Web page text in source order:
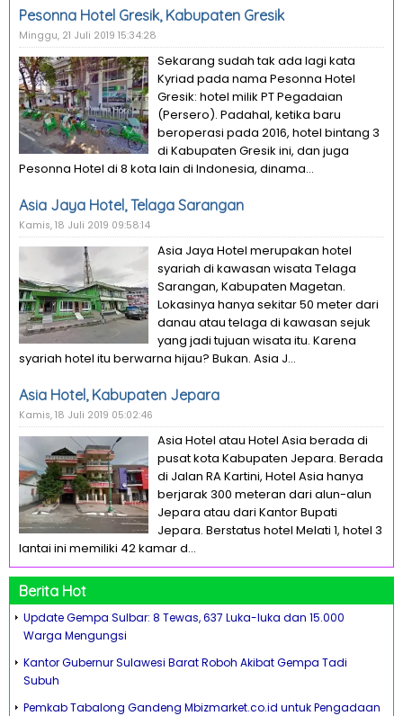
Pesonna Hotel Gresik, Kabupaten Gresik
Minggu, 21 Juli 2019 15:34:28
Sekarang sudah tak ada lagi kata
Kyriad pada nama Pesonna Hotel
Gresik: hotel milik PT Pegadaian
(Persero). Padahal, ketika baru
beroperasi pada 2016, hotel bintang 3
di Kabupaten Gresik ini, dan juga
Pesonna Hotel di 8 kota lain di Indonesia, dinama...
Asia Jaya Hotel, Telaga Sarangan
Kamis, 18 Juli 2019 09:58:14
Asia Jaya Hotel merupakan hotel
syariah di kawasan wisata Telaga
Sarangan, Kabupaten Magetan.
Lokasinya hanya sekitar 50 meter dari
danau atau telaga di kawasan sejuk
yang jadi tujuan wisata itu. Karena
syariah hotel itu berwarna hijau? Bukan. Asia J...
Asia Hotel, Kabupaten Jepara
Kamis, 18 Juli 2019 05:02:46
Asia Hotel atau Hotel Asia berada di
pusat kota Kabupaten Jepara. Berada
di Jalan RA Kartini, Hotel Asia hanya
berjarak 300 meteran dari alun-alun
Jepara atau dari Kantor Bupati
Jepara. Berstatus hotel Melati 1, hotel 3
lantai ini memiliki 42 kamar d...
Berita Hot
Update Gempa Sulbar: 8 Tewas, 637 Luka-luka dan 15.000
Warga Mengungsi
Kantor Gubernur Sulawesi Barat Roboh Akibat Gempa Tadi
Subuh
Pemkab Tabalong Gandeng Mbizmarket.co.id untuk Pengadaan